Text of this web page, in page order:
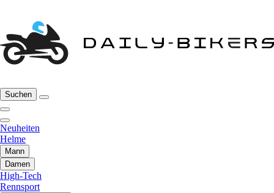
Suchen
Neuheiten
Helme
Mann
Damen
High-Tech
Rennsport